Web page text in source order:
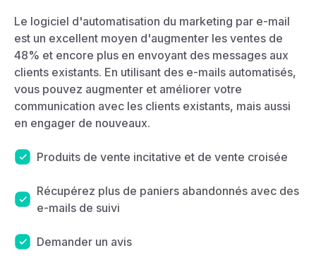
Le logiciel d'automatisation du marketing par e-mail
est un excellent moyen d'augmenter les ventes de
48% et encore plus en envoyant des messages aux
clients existants. En utilisant des e-mails automatisés,
vous pouvez augmenter et améliorer votre
communication avec les clients existants, mais aussi
en engager de nouveaux.
Produits de vente incitative et de vente croisée
Récupérez plus de paniers abandonnés avec des
e-mails de suivi
Demander un avis